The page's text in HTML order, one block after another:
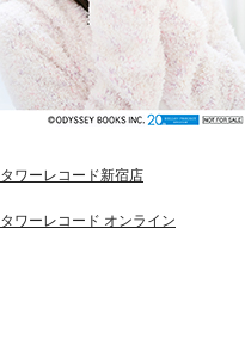
タワーレコード新宿店
タワーレコード オンライン